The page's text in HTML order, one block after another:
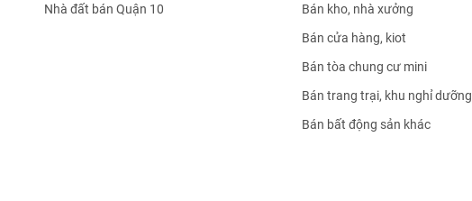
Nhà đất bán Quận 10 Bán kho, nhà xưởng
Bán cửa hàng, kiot
Bán tòa chung cư mini
Bán trang trại, khu nghỉ dưỡng
Bán bất động sản khác